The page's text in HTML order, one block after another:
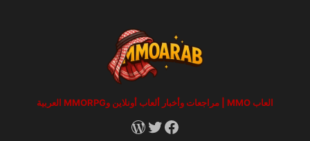
العاب MMO | مراجعات وأخبار ألعاب أونلاين وMMORPG العربية
Facebook
X
RSS